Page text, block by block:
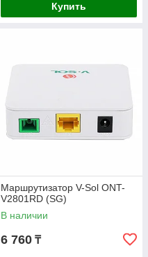
Купить
Маршрутизатор V-Sol ONT-
V2801RD (SG)
В наличии
6 760 ₸